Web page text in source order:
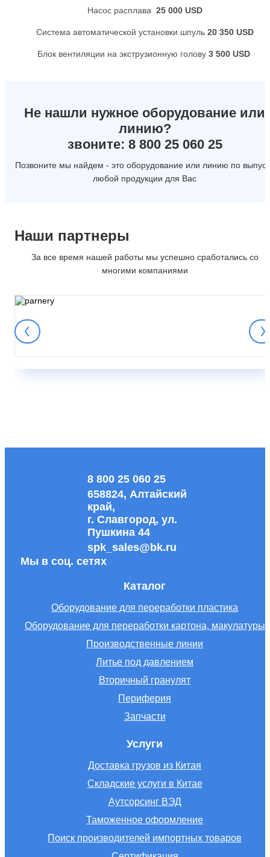
Насос расплава 25 000 USD
Система автоматической установки шпуль 20 350 USD
Блок вентиляции на экструзионную голову 3 500 USD
Не нашли нужное оборудование или
линию?
звоните: 8 800 25 060 25
Позвоните мы найдем - это оборудование или линию по
любой продукции для Вас
Наши партнеры
За все время нашей работы мы успешно сработались со
многими компаниями
8 800 25 060 25
658824, Алтайский
край,
г. Славгород, ул.
Пушкина 44
spk_sales@bk.ru
Мы в соц. сетях
Каталог
Оборудование для переработки пластика
Оборудование для переработки картона, макулатуры
Производственные линии
Литье под давлением
Вторичный гранулят
Периферия
Запчасти
Услуги
Доставка грузов из Китая
Складские услуги в Китае
Аутсорсинг ВЭД
Таможенное оформление
Поиск производителей импортных товаров